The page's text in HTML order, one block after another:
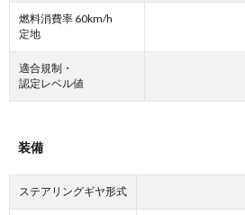
燃料消費率 60km/h
定地
適合規制・
認定レベル値
装備
ステアリングギヤ形式